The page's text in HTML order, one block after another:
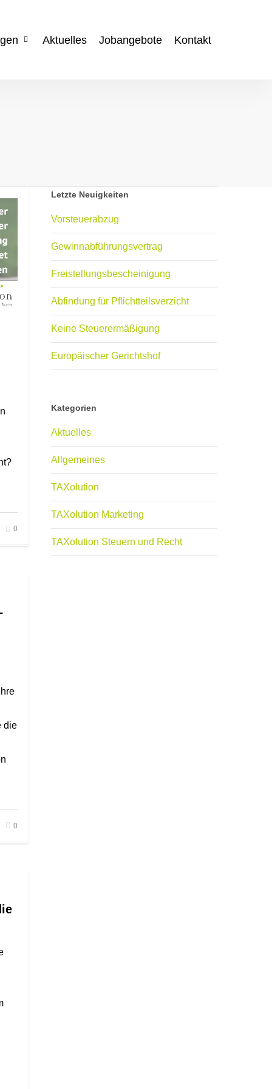
Aktuelles Jobangebote Kontakt
0
die
0
Letzte Neuigkeiten
Vorsteuerabzug
Gewinnabführungsvertrag
Freistellungsbescheinigung
Abfindung für Pflichtteilsverzicht
Keine Steuerermäßigung
Europäischer Gerichtshof
Kategorien
Aktuelles
Allgemeines
TAXolution
TAXolution Marketing
TAXolution Steuern und Recht